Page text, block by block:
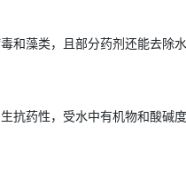
和藻类，且部分药剂还能去除
抗药性，受水中有机物和酸碱